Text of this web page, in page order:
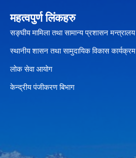
महत्वपुर्ण लिंकहरु
सङ्घीय मामिला तथा सामान्य प्रशासन मन्त्रालय
स्थानीय शासन तथा सामुदायिक विकास कार्यक्रम
लोक सेवा आयोग
केन्द्रीय पंजीकरण बिभाग